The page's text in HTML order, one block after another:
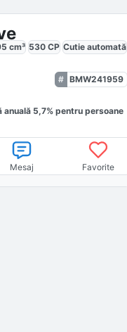
cm³ 530 CP Cutie automată
BMW241959
anuală 5,7% pentru persoane
Mesaj Favorite